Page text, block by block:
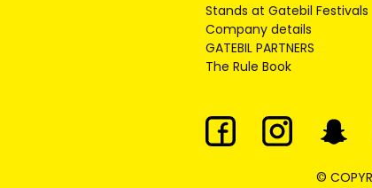
Stands at Gatebil Festivals
Company details
GATEBIL PARTNERS
The Rule Book
©